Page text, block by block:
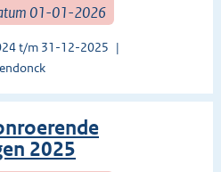
01-01-2026
t/m 31-12-2025
2025